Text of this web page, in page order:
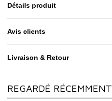
Détails produit
Avis clients
Livraison & Retour
REGARDÉ RÉCEMMENT